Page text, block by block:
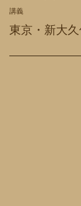
講義
東京・新大